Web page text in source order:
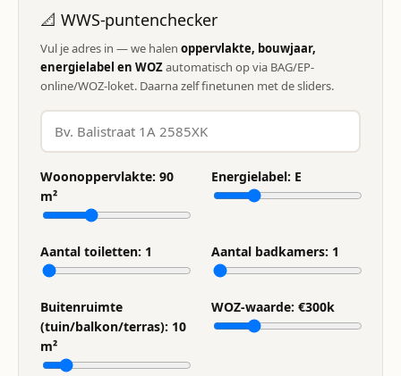
📐 WWS-puntenchecker
Vul je adres in — we halen oppervlakte, bouwjaar,
energielabel en WOZautomatisch op via BAG/EP-
online/WOZ-loket. Daarna zelf finetunen met de sliders.
Woonoppervlakte: 90
m²
Energielabel: E
Aantal toiletten: 1 Aantal badkamers: 1
Buitenruimte
(tuin/balkon/terras): 10
m²
WOZ-waarde: €300k